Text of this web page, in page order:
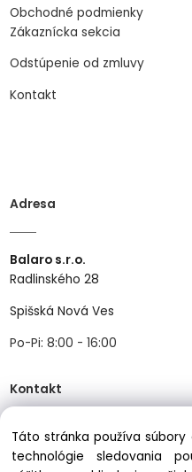
Obchodné podmienky
Zákaznícka sekcia
Odstúpenie od zmluvy
Kontakt
Adresa
Balaro s.r.o.
Radlinského 28
Spišská Nová Ves
Po-Pi: 8:00 - 16:00
Kontakt
Tel:+421534466489
Táto stránka používa
technológie sledovania